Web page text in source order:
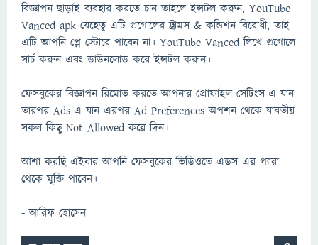
বিজ্ঞাপন ছাড়াই ব্যবহার করতে চান তাহলে ইন্সটল করুন, YouTube
Vanced apk যেহেতু এটি গুগোলের ট্রামস & কন্ডিশন বিরোধী, তাই
এটি আপনি প্লে স্টোরে পাবেন না। YouTube Vanced লিখে গুগোলে
সার্চ করুন এবং ডাউনলোড করে ইন্সটল করুন।
ফেসবুকের বিজ্ঞাপন রিমোভ করতে আপনার প্রোফাইল সেটিংস-এ যান
তারপর Ads-এ যান এরপর Ad Preferences অপশন থেকে যাবতীয়
সকল কিছু Not Allowed করে দিন।
আশা করছি এইবার আপনি ফেসবুকের ভিডিওতে এডস এর প্যারা
থেকে মুক্তি পাবেন।
- আরিফ হোসেন